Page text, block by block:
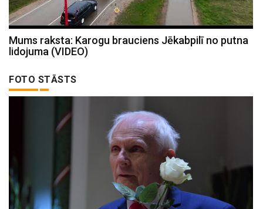
Mums raksta: Karogu brauciens Jēkabpilī no putna
lidojuma (VIDEO)
FOTO STĀSTS